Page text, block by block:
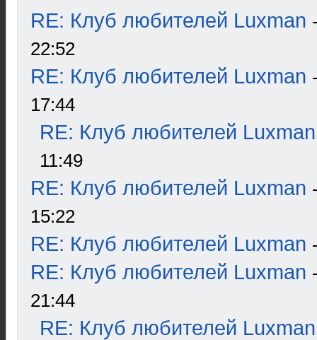
RE: Клуб любителей Luxman
22:52
RE: Клуб любителей Luxman
17:44
RE: Клуб любителей Luxman
11:49
RE: Клуб любителей Luxman
15:22
RE: Клуб любителей Luxman
RE: Клуб любителей Luxman
21:44
RE: Клуб любителей Luxman